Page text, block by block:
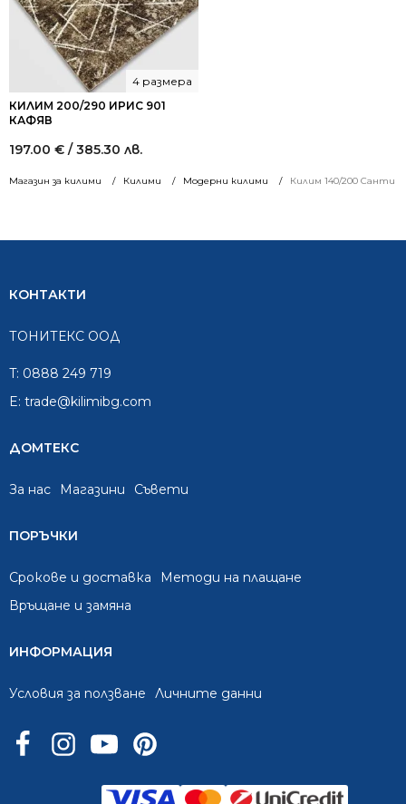
Магазин за килими Килими Модерни килими Килим 140/200 Санти
КИЛИМ 200/290 ИРИС 901
КАФЯВ
4 размера
197.00 € / 385.30 лв.
КОНТАКТИ
ТОНИТЕКС ООД
T: 0888 249 719
E: trade@kilimibg.com
ДОМТЕКС
За нас Mагазини Съвети
ПОРЪЧКИ
Срокове и доставка
Методи на плащане
Връщане и замяна
ИНФОРМАЦИЯ
Условия за ползване Личните данни